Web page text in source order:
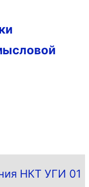
НКТ УГИ 01